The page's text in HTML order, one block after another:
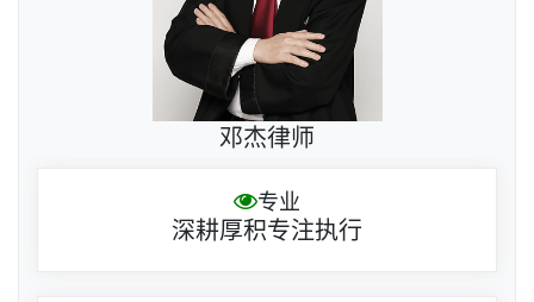
邓杰律师
专业
深耕厚积专注执行